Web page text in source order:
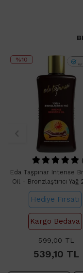
%10
Eda Taşpınar Intense
Oil - Bronzlaştırıcı Yağ
Hediye Fırsatı
Kargo Bedava
599,00TL
539,10 TL